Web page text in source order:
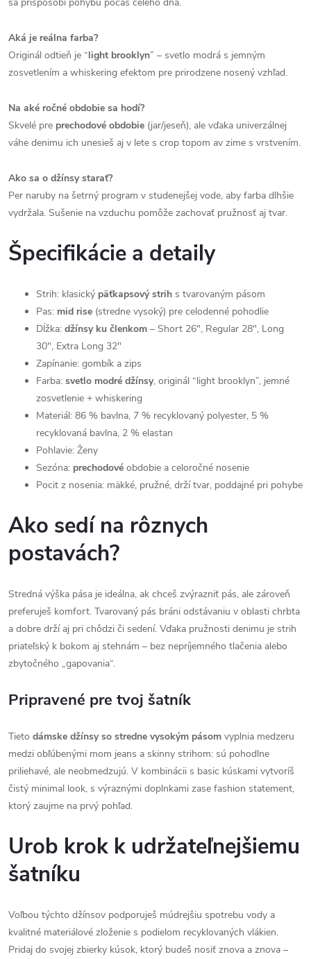
Aká je reálna farba?
Originál odtieň je “light brooklyn” – svetlo modrá s jemným
zosvetlením a whiskering efektom pre prirodzene nosený vzhľad.
Na aké ročné obdobie sa hodí?
Skvelé pre prechodové obdobie (jar/jeseň), ale vďaka univerzálnej
váhe denimu ich unesieš aj v lete s crop topom av zime s vrstvením.
Ako sa o džínsy starať?
Per naruby na šetrný program v studenejšej vode, aby farba dlhšie
vydržala. Sušenie na vzduchu pomôže zachovať pružnosť aj tvar.
Špecifikácie a detaily
Strih: klasický päťkapsový strih s tvarovaným pásom
Pas: mid rise (stredne vysoký) pre celodenné pohodlie
Dĺžka: džínsy ku členkom – Short 26", Regular 28", Long
30", Extra Long 32"
Zapínanie: gombík a zips
Farba: svetlo modré džínsy, originál “light brooklyn”, jemné
zosvetlenie + whiskering
Materiál: 86 % bavlna, 7 % recyklovaný polyester, 5 %
recyklovaná bavlna, 2 % elastan
Pohlavie: Ženy
Sezóna: prechodové obdobie a celoročné nosenie
Pocit z nosenia: mäkké, pružné, drží tvar, poddajné pri pohybe
Ako sedí na rôznych
postavách?
Stredná výška pása je ideálna, ak chceš zvýrazniť pás, ale zároveň
preferuješ komfort. Tvarovaný pás bráni odstávaniu v oblasti chrbta
a dobre drží aj pri chôdzi či sedení. Vďaka pružnosti denimu je strih
priateľský k bokom aj stehnám – bez nepríjemného tlačenia alebo
zbytočného „gapovania“.
Pripravené pre tvoj šatník
Tieto dámske džínsy so stredne vysokým pásom vyplnia medzeru
medzi obľúbenými mom jeans a skinny strihom: sú pohodlne
priliehavé, ale neobmedzujú. V kombinácii s basic kúskami vytvoríš
čistý minimal look, s výraznými doplnkami zase fashion statement,
ktorý zaujme na prvý pohľad.
Urob krok k udržateľnejšiemu
šatníku
Voľbou týchto džínsov podporuješ múdrejšiu spotrebu vody a
kvalitné materiálové zloženie s podielom recyklovaných vlákien.
Pridaj do svojej zbierky kúsok, ktorý budeš nosiť znova a znova –